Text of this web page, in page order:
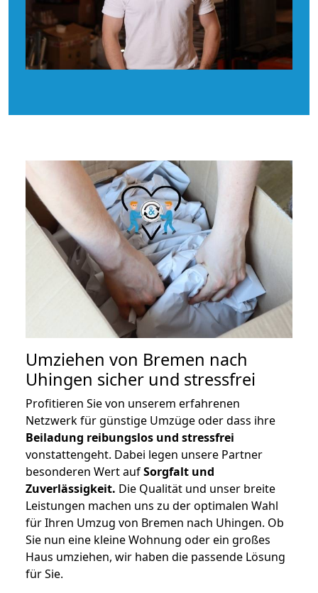
Umziehen von Bremen nach
Uhingen sicher und stressfrei
Profitieren Sie von unserem erfahrenen
Netzwerk für günstige Umzüge oder dass ihre
Beiladung reibungslos und stressfrei
vonstattengeht. Dabei legen unsere Partner
besonderen Wert aufSorgfalt und
Zuverlässigkeit. Die Qualität und unser breite
Leistungen machen uns zu der optimalen Wahl
für Ihren Umzug von Bremen nach Uhingen. Ob
Sie nun eine kleine Wohnung oder ein großes
Haus umziehen, wir haben die passende Lösung
für Sie.